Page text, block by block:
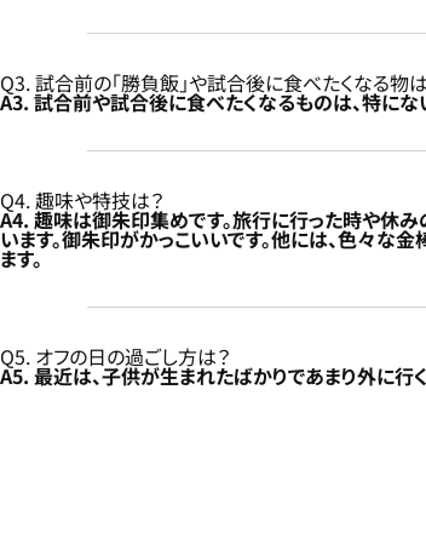
Q3. 試合前の「勝負飯」や試合後に食べたくなる物
A3. 試合前や試合後に食べたくなるものは、特にな
Q4. 趣味や特技は？
A4. 趣味は御朱印集めです。旅行に行った時や休み
います。御朱印がかっこいいです。他には、色々な
ます。
Q5. オフの日の過ごし方は？
A5. 最近は、子供が生まれたばかりであまり外に行